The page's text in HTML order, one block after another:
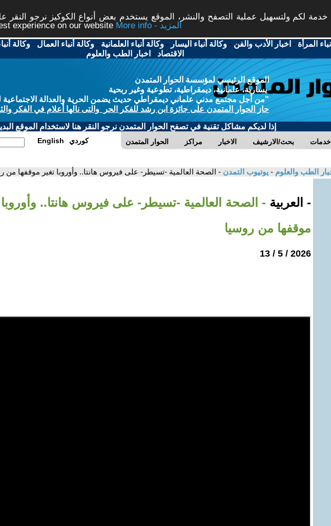
خدمة لكم ولتسهيل عملية التصفح والنشر، الموقع يستخدم بعض أنواع الكوكيز نرجو
experience on our website
More info - المزيد
المرأة - اخبار الأدب والفن -وكالة أنباء اليسار -وكالة أنباء العلمانية -وكالة أنباء العمال -وكالة
الاقتصاد - اخبار الطب والعلوم
الموقع الرئيسي لمؤسسة الحوار المتمدن
يسارية، علمانية، ديمقراطية، تطوعية وغير ربحية
"من أجل مجتمع مدني علماني ديمقراطي حديث يضمن الحرية والعدالة الاجتماعية
حاز الحوار المتمدن على جائزة ابن رشد للفكر الحر والتى نالها أعلام في الفكر
إذا لديكم مشاكل تقنية في تصفح الحوار المتمدن نرجو النقر هنا لاستخدام الموقع
الحوار المتمدن مراكز الاخبار بحث/الارشيف خدمات English كوردي
الطب والعلوم - يوتيوب التمدن - الصحة العالمية -تسيطر- على فيروس هانتا.. وأوروبا تغير موقفها من
- العربية - الصحة العالمية -تسيطر- على فيروس هانتا.. وأوروبا
موقفها من روسيا
2026 / 5 / 13